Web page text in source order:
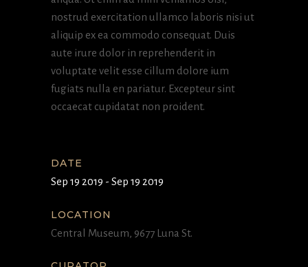
nostrud exercitation ullamco laboris nisi ut
aliquip ex ea commodo consequat. Duis
aute irure dolor in reprehenderit in
voluptate velit esse cillum dolore ium
fugiats nulla en pariatur. Excepteur sint
occaecat cupidatat non proident.
DATE
Sep 19 2019 - Sep 19 2019
LOCATION
Central Museum, 9677 Luna St.